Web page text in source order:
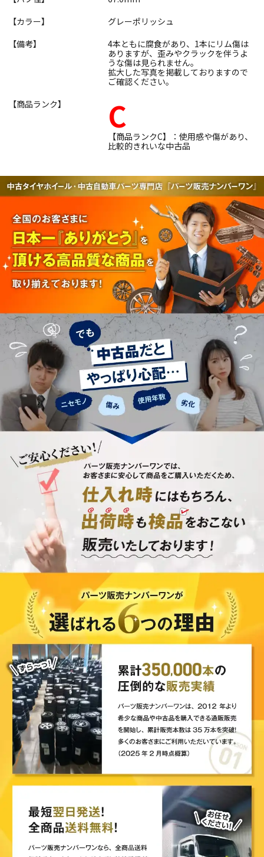
【カラー】
グレーポリッシュ
【備考】
4本ともに腐食があり、1本にリム傷は
ありますが、歪みやクラックを伴うよ
うな傷は見られません。
拡大した写真を掲載しておりますので
ご確認ください。
【商品ランク】
C
【商品ランクC】：使用感や傷があり、
比較的きれいな中古品